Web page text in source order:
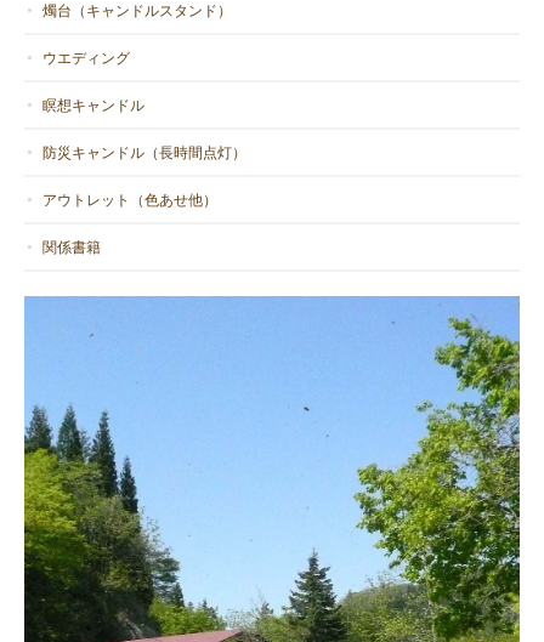
燭台（キャンドルスタンド）
ウエディング
瞑想キャンドル
防災キャンドル（長時間点灯）
アウトレット（色あせ他）
関係書籍